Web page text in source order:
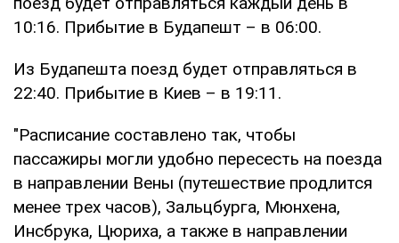
10:16. Прибытие в Будапешт – в 06:00.
Из Будапешта поезд будет отправляться в
22:40. Прибытие в Киев – в 19:11.
"Расписание составлено так, чтобы
пассажиры могли удобно пересесть на поезда
в направлении Вены (путешествие продлится
менее трех часов), Зальцбурга, Мюнхена,
Инсбрука, Цюриха, а также в направлении